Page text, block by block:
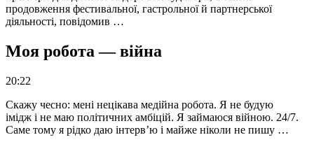
продовження фестивальної, гастрольної й партнерської
діяльності, повідомив …
Моя робота — війна
20:22
Скажу чесно: мені нецікава медійна робота. Я не будую
імідж і не маю політичних амбіцій. Я займаюся війною. 24/7.
Саме тому я рідко даю інтерв’ю і майже ніколи не пишу …